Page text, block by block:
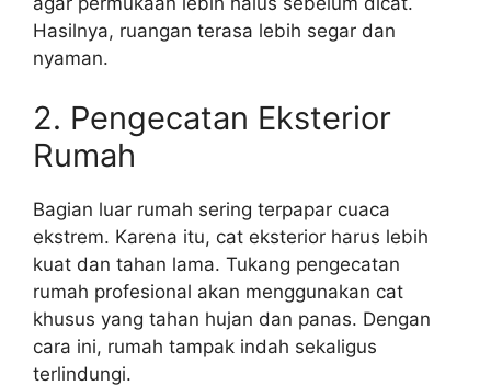
Hasilnya, ruangan terasa lebih segar dan
nyaman.
2. Pengecatan Eksterior
Rumah
Bagian luar rumah sering terpapar cuaca
ekstrem. Karena itu, cat eksterior harus lebih
kuat dan tahan lama. Tukang pengecatan
rumah profesional akan menggunakan cat
khusus yang tahan hujan dan panas. Dengan
cara ini, rumah tampak indah sekaligus
terlindungi.